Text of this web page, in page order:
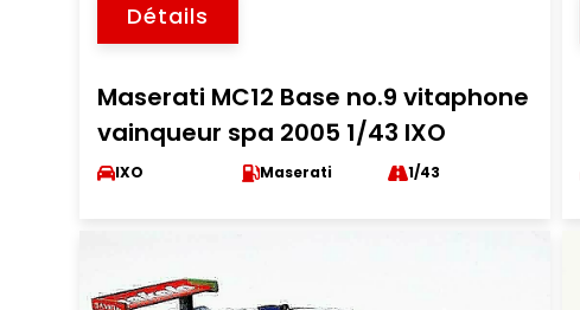
Détails
Maserati MC12 Base no.9 vitaphone
vainqueur spa 2005 1/43 IXO
IXO Maserati 1/43